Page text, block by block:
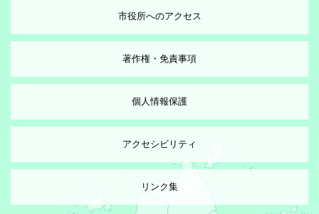
市役所へのアクセス
著作権・免責事項
個人情報保護
アクセシビリティ
リンク集